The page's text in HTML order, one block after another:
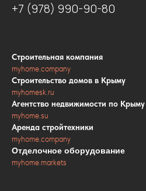
+7 (978) 990-90-80
Строительная компания
myhome.company
Строительство домов в Крыму
myhomesk.ru
Агентство недвижимости по Крыму
myhome.su
Аренда стройтехники
myhome.company
Отделочное оборудование
myhome.markets